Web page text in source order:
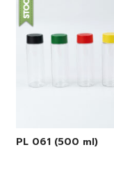
PL 061 (500 ml)